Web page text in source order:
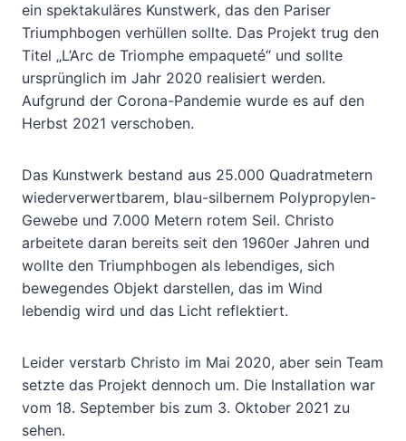
ein spektakuläres Kunstwerk, das den Pariser
Triumphbogen verhüllen sollte. Das Projekt trug den
Titel „L’Arc de Triomphe empaqueté“ und sollte
ursprünglich im Jahr 2020 realisiert werden.
Aufgrund der Corona-Pandemie wurde es auf den
Herbst 2021 verschoben.
Das Kunstwerk bestand aus 25.000 Quadratmetern
wiederverwertbarem, blau-silbernem Polypropylen-
Gewebe und 7.000 Metern rotem Seil. Christo
arbeitete daran bereits seit den 1960er Jahren und
wollte den Triumphbogen als lebendiges, sich
bewegendes Objekt darstellen, das im Wind
lebendig wird und das Licht reflektiert.
Leider verstarb Christo im Mai 2020, aber sein Team
setzte das Projekt dennoch um. Die Installation war
vom 18. September bis zum 3. Oktober 2021 zu
sehen.